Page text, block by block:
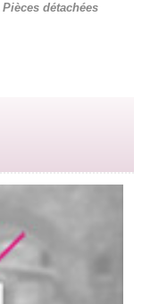
Pièces détachées